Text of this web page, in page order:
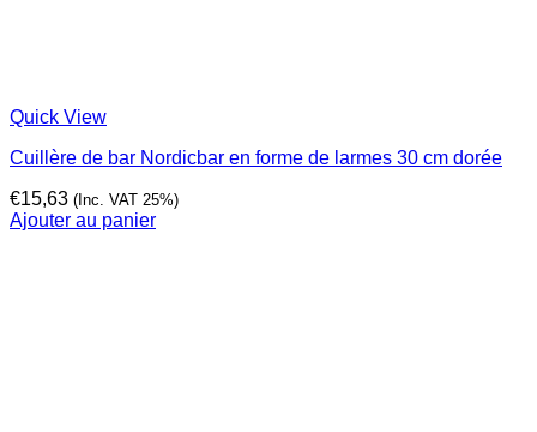
Quick View
Cuillère de bar Nordicbar en forme de larmes 30 cm dorée
€15,63 (Inc. VAT 25%)
Ajouter au panier